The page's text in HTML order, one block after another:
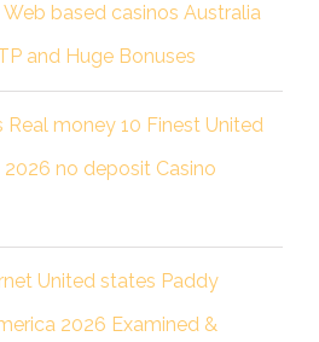
based casinos Australia
and Huge Bonuses
money 10 Finest United
no deposit Casino
United states Paddy
2026 Examined &